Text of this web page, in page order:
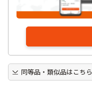
同等品・類似品はこちら